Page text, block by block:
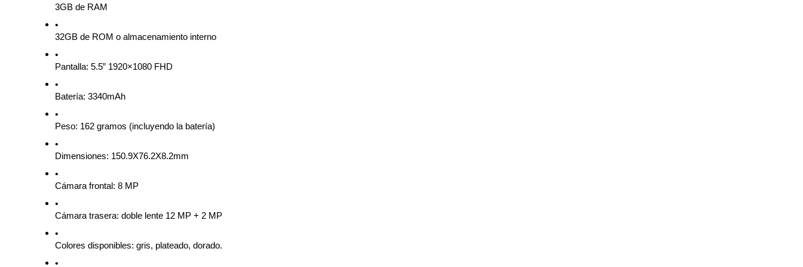
3GB de RAM
32GB de ROM o almacenamiento interno
Pantalla: 5.5” 1920×1080 FHD
Batería: 3340mAh
Peso: 162 gramos (incluyendo la batería)
Dimensiones: 150.9X76.2X8.2mm
Cámara frontal: 8 MP
Cámara trasera: doble lente 12 MP + 2 MP
Colores disponibles: gris, plateado, dorado.